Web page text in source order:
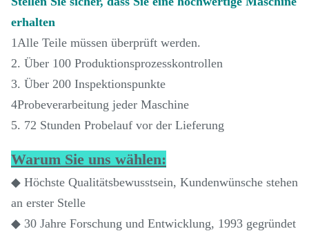
erhalten
1Alle Teile müssen überprüft werden.
2. Über 100 Produktionsprozesskontrollen
3. Über 200 Inspektionspunkte
4Probeverarbeitung jeder Maschine
5. 72 Stunden Probelauf vor der Lieferung
Warum Sie uns wählen:
◆ Höchste Qualitätsbewusstsein, Kundenwünsche stehen
an erster Stelle
◆ 30 Jahre Forschung und Entwicklung, 1993 gegründet